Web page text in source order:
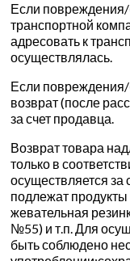
Если повреждения/
транспортной
адресовать к
осуществлялась.
Если повреждения/
возврат (после
за счет продавца.
Возврат товара
только в
осуществляется за
подлежат
жевательная
№55) и т.п. Для
быть соблюдено